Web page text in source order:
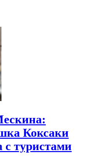
Коксаки
с туристами